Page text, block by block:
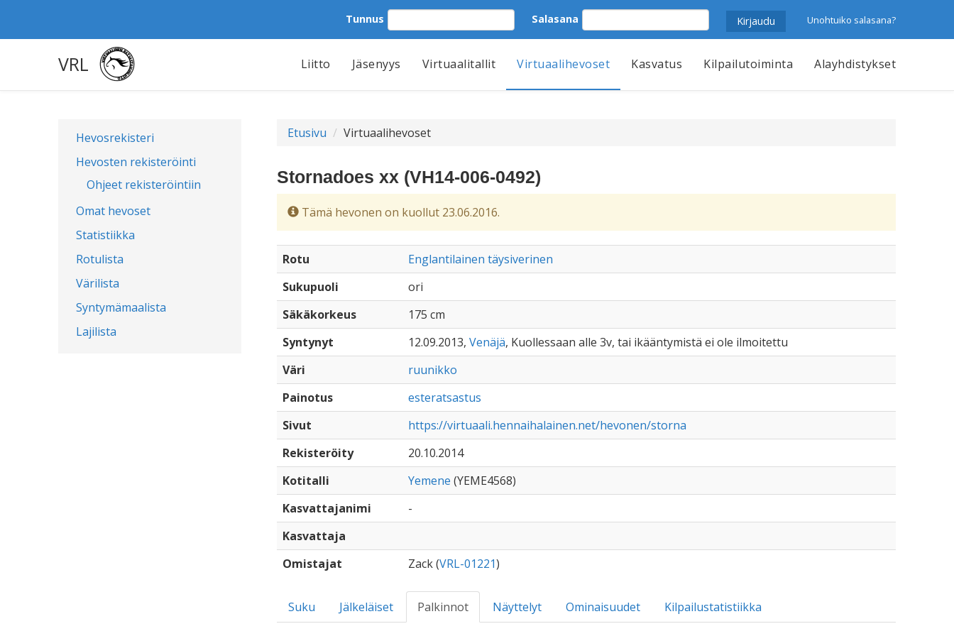
Tunnus Salasana Unohtuiko salasana?
VRL Liitto Jäsenyys Virtuaalitallit Virtuaalihevoset Kasvatus Kilpailutoiminta Alayhdistykset
Hevosrekisteri
Hevosten rekisteröinti
Ohjeet rekisteröintiin
Omat hevoset
Statistiikka
Rotulista
Värilista
Syntymämaalista
Lajilista
Etusivu Virtuaalihevoset
Stornadoes xx (VH14-006-0492)
Tämä hevonen on kuollut 23.06.2016.
Rotu
Englantilainen täysiverinen
Sukupuoli
ori
Säkäkorkeus
175 cm
Syntynyt
12.09.2013, Venäjä, Kuollessaan alle 3v, tai ikääntymistä ei ole ilmoitettu
Väri
ruunikko
Painotus
esteratsastus
Sivut
https://virtuaali.hennaihalainen.net/hevonen/storna
Rekisteröity
20.10.2014
Kotitalli
Yemene (YEME4568)
Kasvattajanimi
-
Kasvattaja
Omistajat
Zack (VRL-01221)
Suku Jälkeläiset Palkinnot Näyttelyt Ominaisuudet Kilpailustatistiikka